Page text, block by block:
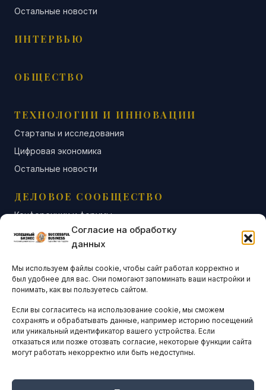
Согласие на обработку
данных
Мы используем файлы cookie, чтобы сайт работал корректно и
был удобнее для вас. Они помогают запоминать ваши настройки и
понимать, как вы пользуетесь сайтом.
Если вы согласитесь на использование cookie, мы сможем
сохранять и обрабатывать данные, например историю посещений
или уникальный идентификатор вашего устройства. Если
отказаться или позже отозвать согласие, некоторые функции сайта
могут работать некорректно или быть недоступны.
Остальные новости
ИНТЕРВЬЮ
ОБЩЕСТВО
ТЕХНОЛОГИИ И ИННОВАЦИИ
Стартапы и исследования
Цифровая экономика
Остальные новости
ДЕЛОВОЕ СООБЩЕСТВО
Конференции и форумы
Бизнес-клубы и ассоциации
Остальные новости
АНАЛИТИКА И СТАТИСТИКА
ARTICLES IN ENGLISH
НАВИГАЦИЯ